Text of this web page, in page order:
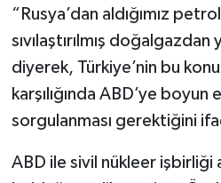
“Rusya’dan aldığımız
sıvılaştırılmış
diyerek, Türkiye’nin bu
karşılığında ABD’ye boyun
sorgulanması gerektiğini
ABD ile sivil nükleer işbirliği